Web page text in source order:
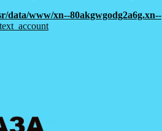
data/www/xn--80akgwgodg2a6g.xn--
text_account